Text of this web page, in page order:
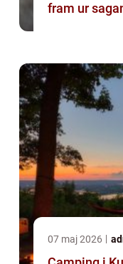
fram ur
07 maj 2026